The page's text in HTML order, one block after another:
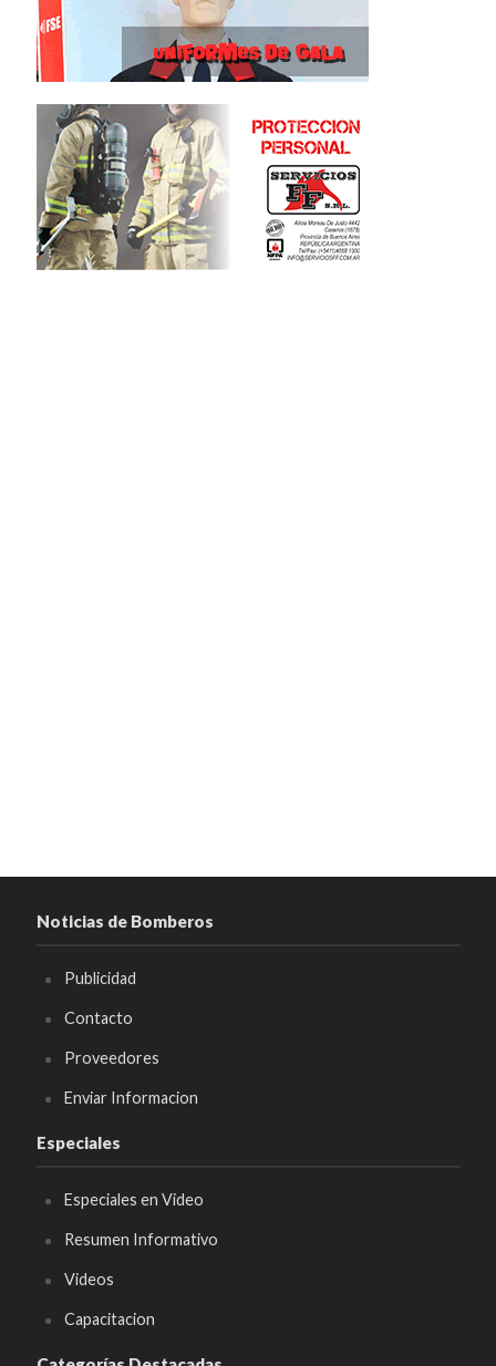
Noticias de Bomberos
Publicidad
Contacto
Proveedores
Enviar Informacion
Especiales
Especiales en Video
Resumen Informativo
Videos
Capacitacion